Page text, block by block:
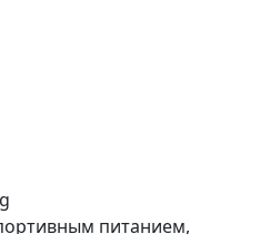
питанием,